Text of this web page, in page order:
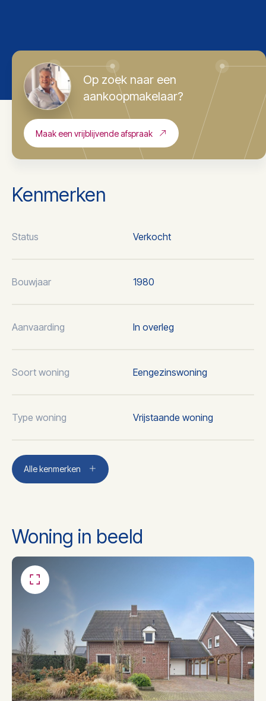
Op zoek naar een
aankoopmakelaar?
Maak een vrijblijvende afspraak
Kenmerken
Status Verkocht
Bouwjaar 1980
Aanvaarding In overleg
Soort woning Eengezinswoning
Type woning Vrijstaande woning
Aantal kamers
Badkamer voorzieningen
Isolatie
Dakisolatie, muurisolatie,
vloerisolatie, dubbel glas, hr
glas
Alle kenmerken
Woning in beeld